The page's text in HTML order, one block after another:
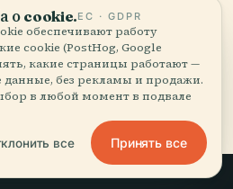
в городе Гаага
о cookie.ЕС · GDPR
обеспечивают работу
cookie (PostHog, Google
какие страницы работают —
данные, без рекламы и продажи.
в любой момент в подвале
все Принять все